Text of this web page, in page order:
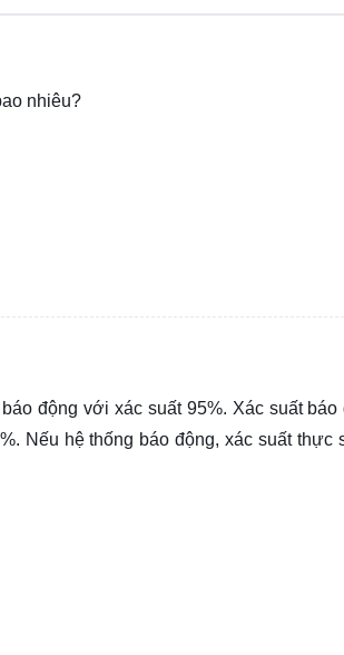
nhiêu?
động với xác suất 95%. Xác suất báo
Nếu hệ thống báo động, xác suất thực